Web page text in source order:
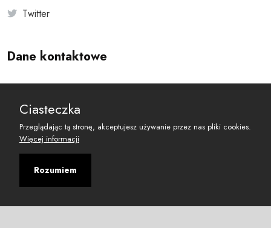
Twitter
Dane kontaktowe
reset@resetobywatelski.pl
Ciasteczka
Przeglądając tą stronę, akceptujesz używanie przez nas pliki cookies.
Więcej informacji
Rozumiem